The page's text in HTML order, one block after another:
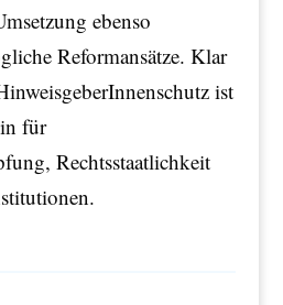
ebenso
Reformansätze. Klar
ist
für
Rechtsstaatlichkeit